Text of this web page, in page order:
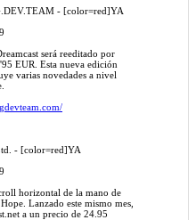
- [color=red]YA
será reeditado por
EUR. Esta nueva edición
varias novedades a nivel
- [color=red]YA
horizontal de la mano de
Lanzado este mismo mes,
a un precio de 24.95